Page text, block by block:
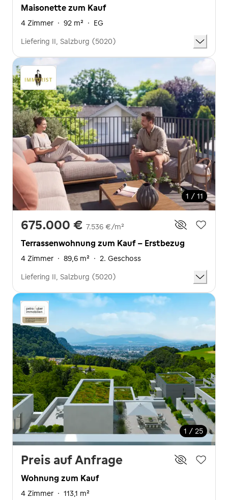
Maisonette zum Kauf
4 Zimmer · 92 m² · EG
Liefering II, Salzburg (5020)
1 / 11
675.000 € 7.536 €/m²
Terrassenwohnung zum Kauf - Erstbezug
4 Zimmer · 89,6 m² · 2. Geschoss
Liefering II, Salzburg (5020)
1 / 25
Preis auf Anfrage
Wohnung zum Kauf
4 Zimmer · 113,1 m²